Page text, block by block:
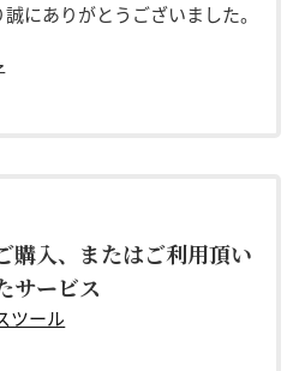
にありがとうございました。
購入、またはご利用頂い
サービス
ツール